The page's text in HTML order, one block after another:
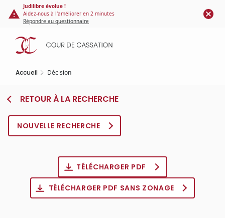
Panneau de gestion des cookies
contenu
principal
Judilibre évolue !
Aidez-nous à l'améliorer en 2 minutes
Répondre au questionnaire
Accueil Décision
RETOUR À LA RECHERCHE
NOUVELLE RECHERCHE
TÉLÉCHARGER PDF
TÉLÉCHARGER PDF SANS ZONAGE